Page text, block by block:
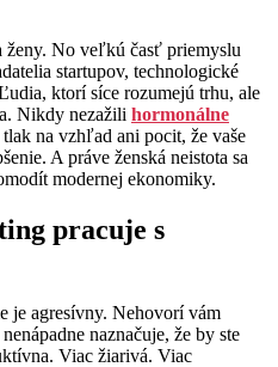
ženy. No veľkú časť priemyslu
startupov, technologické
ktorí síce rozumejú trhu, ale
Nikdy nezažili hormonálne
na vzhľad ani pocit, že vaše
A práve ženská neistota sa
modernej ekonomiky.
pracuje s
je agresívny. Nehovorí vám
naznačuje, že by ste
Viac žiarivá. Viac